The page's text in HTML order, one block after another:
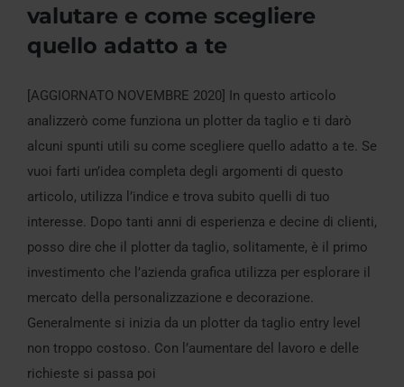
scegliere quello adatto a te
valutare e come scegliere
quello adatto a te
[AGGIORNATO NOVEMBRE 2020] In questo articolo
analizzerò come funziona un plotter da taglio e ti darò
alcuni spunti utili su come scegliere quello adatto a te. Se
vuoi farti un’idea completa degli argomenti di questo
articolo, utilizza l’indice e trova subito quelli di tuo
interesse. Dopo tanti anni di esperienza e decine di clienti,
posso dire che il plotter da taglio, solitamente, è il primo
investimento che l’azienda grafica utilizza per esplorare il
mercato della personalizzazione e decorazione.
Generalmente si inizia da un plotter da taglio entry level
non troppo costoso. Con l’aumentare del lavoro e delle
richieste si passa poi